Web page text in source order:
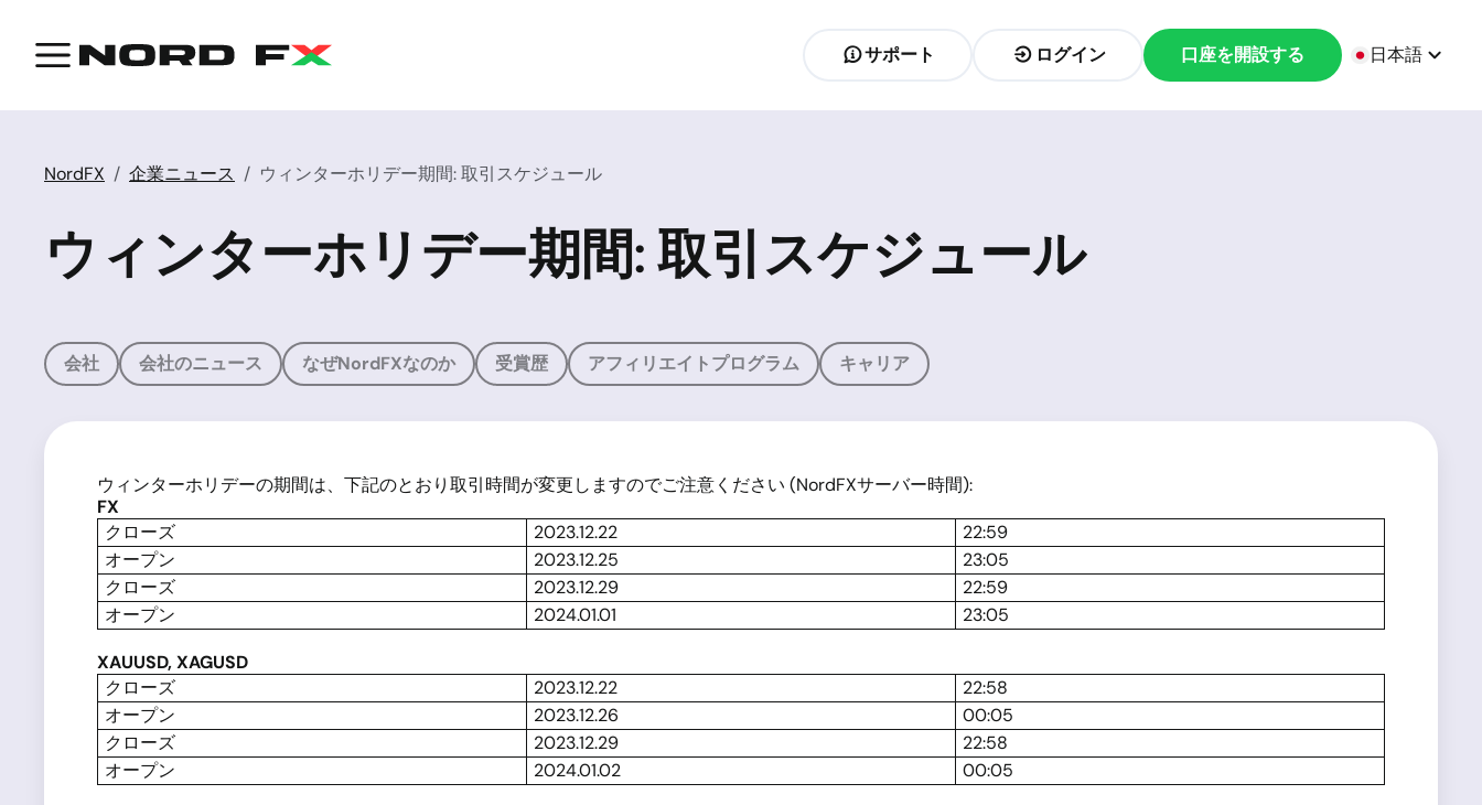
サポート ログイン 口座を開設する 日本語
NordFX 企業ニュース ウィンターホリデー期間: 取引スケジュール
ウィンターホリデー期間: 取引スケジュール
会社 会社のニュース なぜNordFXなのか 受賞歴 アフィリエイトプログラム キャリア
ウィンターホリデーの期間は、下記のとおり取引時間が変更しますのでご注意ください (NordFXサーバー時間):
FX
クローズ
2023.12.22
22:59
オープン
2023.12.25
23:05
クローズ
2023.12.29
22:59
オープン
2024.01.01 23:05
XAUUSD, XAGUSD
クローズ
2023.12.22
22:58
オープン
2023.12.26
00:05
クローズ
2023.12.29
22:58
オープン
2024.01.02 00:05